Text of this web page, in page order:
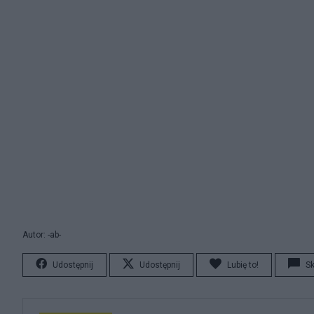
Autor: -ab-
Udostępnij Udostępnij Lubię to!